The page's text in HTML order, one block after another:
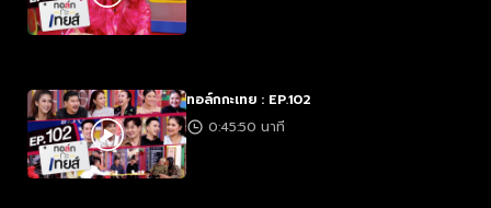
ทอล์กกะเทย : EP.102
0:45:50 นาที